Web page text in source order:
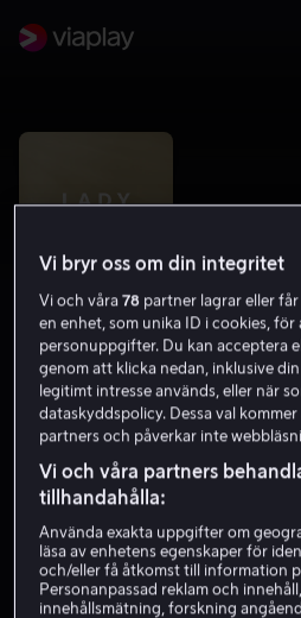
Lady M
6.8 Drama Romantik
HD
Hyr 49
Vi bryr oss om din integritet
Vi och våra78 partner lagrar eller
en enhet, som unika ID i cookies, för
personuppgifter. Du kan acceptera
genom att klicka nedan, inklusive
legitimt intresse används, eller när
dataskyddspolicy. Dessa val
partners och påverkar inte
Vi och våra partners
tillhandahålla:
Använda exakta uppgifter om
läsa av enhetens egenskaper för
och/eller få åtkomst till information
Personanpassad reklam och
innehållsmätning, forskning